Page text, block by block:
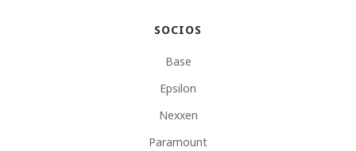
SOCIOS
Base
Epsilon
Nexxen
Paramount